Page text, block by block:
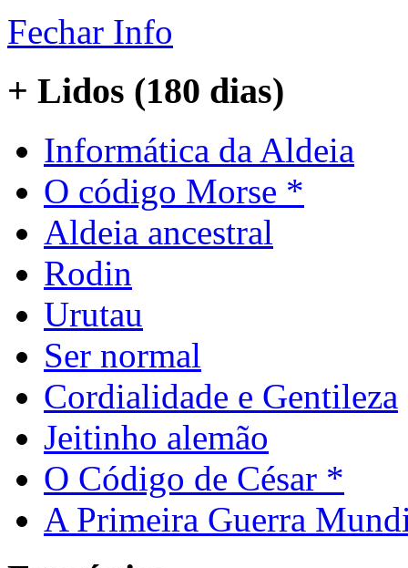
Fechar Info
+ Lidos (180 dias)
Informática da Aldeia
O código Morse *
Aldeia ancestral
Rodin
Urutau
Ser normal
Cordialidade e Gentileza
Jeitinho alemão
O Código de César *
A Primeira Guerra